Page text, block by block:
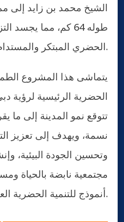
الشيخ محمد بن زايد إلى
طوله 64 كم، مما
الحضري المبتكر والمستدام والمتكامل.
يتماشى هذا المشروع
نسمة، ويهدف إلى تعزيز
وتحسين الجودة البيئية،
مجتمعية نابضة بالحياة
أنموذج للتنمية الحضرية العالمية المستقبلية.